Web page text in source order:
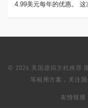
4.99美元每年的优惠。
© 2026 美国虚拟主机推荐
等租用方案，关注
友情链接